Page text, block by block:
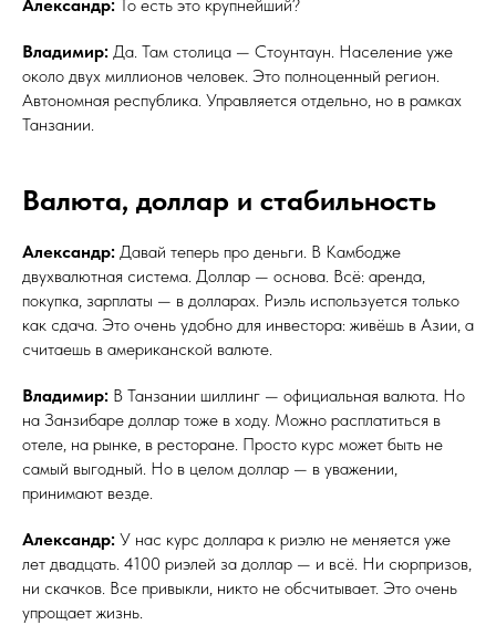
Александр: То есть это крупнейший?
Владимир: Да. Там столица — Стоунтаун. Население уже
около двух миллионов человек. Это полноценный регион.
Автономная республика. Управляется отдельно, но в рамках
Танзании.
Валюта, доллар и стабильность
Александр: Давай теперь про деньги. В Камбодже
двухвалютная система. Доллар — основа. Всё: аренда,
покупка, зарплаты — в долларах. Риэль используется только
как сдача. Это очень удобно для инвестора: живёшь в Азии, а
считаешь в американской валюте.
Владимир: В Танзании шиллинг — официальная валюта. Но
на Занзибаре доллар тоже в ходу. Можно расплатиться в
отеле, на рынке, в ресторане. Просто курс может быть не
самый выгодный. Но в целом доллар — в уважении,
принимают везде.
Александр: У нас курс доллара к риэлю не меняется уже
лет двадцать. 4100 риэлей за доллар — и всё. Ни сюрпризов,
ни скачков. Все привыкли, никто не обсчитывает. Это очень
упрощает жизнь.